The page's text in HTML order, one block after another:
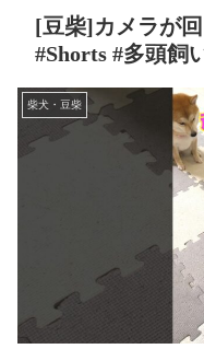
[豆柴]カメラが
#Shorts #多頭飼
柴犬・豆柴